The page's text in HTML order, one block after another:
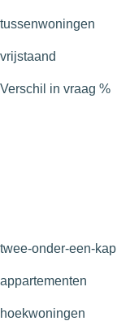
tussenwoningen
vrijstaand
Verschil in vraag %
twee-onder-een-kap
appartementen
hoekwoningen